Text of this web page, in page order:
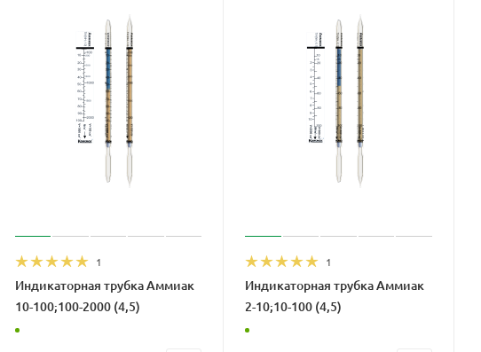
1
Индикаторная трубка Аммиак
10-100;100-2000 (4,5)
1
Индикаторная трубка Аммиак
2-10;10-100 (4,5)